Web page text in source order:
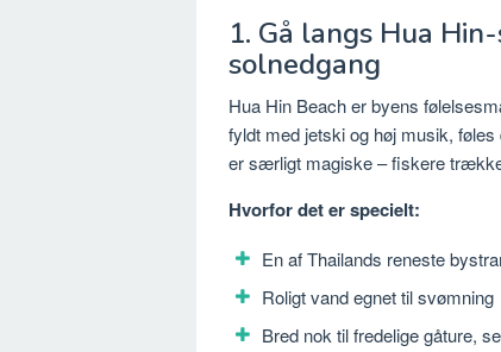
1. Gå langs Hua
solnedgang
Hua Hin Beach er byens
fyldt med jetski og høj musik,
er særligt magiske – fiskere
Hvorfor det er specielt:
En af Thailands reneste
Roligt vand egnet til svømning
Bred nok til fredelige gåture,